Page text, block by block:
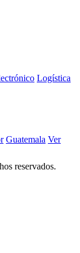
Logística
Guatemala Ver
reservados.